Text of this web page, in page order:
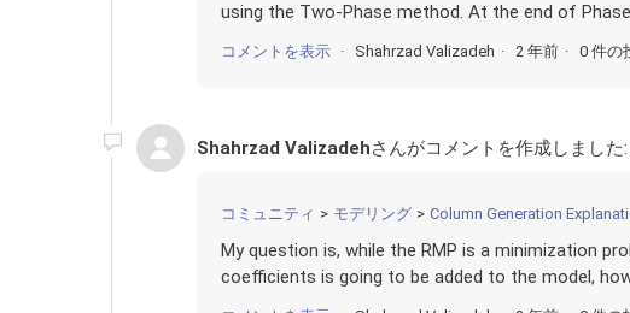
using the Two-Phase method. At the end of
コメントを表示 Shahrzad Valizadeh 2 年前 0 件の
Shahrzad Valizadehさんがコメントを作成しました:
コミュニティ モデリング Column Generation
My question is, while the RMP is a minimization
coefficients is going to be added to the model,